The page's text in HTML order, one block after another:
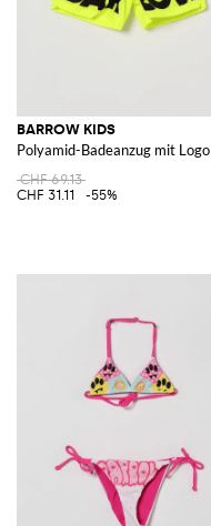
BARROW KIDS
Polyamid-Badeanzug mit Logo
CHF 69.13
CHF 31.11
-55%